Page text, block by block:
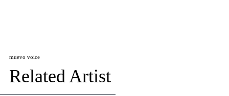
muevo voice
Related Artist